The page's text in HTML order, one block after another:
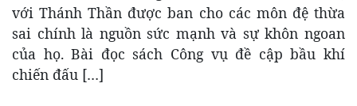
với Thánh Thần được ban cho các môn đệ thừa
sai chính là nguồn sức mạnh và sự khôn ngoan
của họ. Bài đọc sách Công vụ đề cập bầu khí
chiến đấu […]